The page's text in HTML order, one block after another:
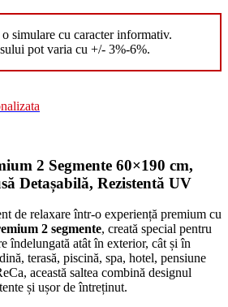
simulare cu caracter informativ.
pot varia cu +/- 3%-6%.
2 Segmente 60×190 cm,
Detașabilă, Rezistentă UV
de relaxare într-o experiență premium cu
2 segmente, creată special pentru
îndelungată atât în exterior, cât și în
terasă, piscină, spa, hotel, pensiune
această saltea combină designul
și ușor de întreținut.